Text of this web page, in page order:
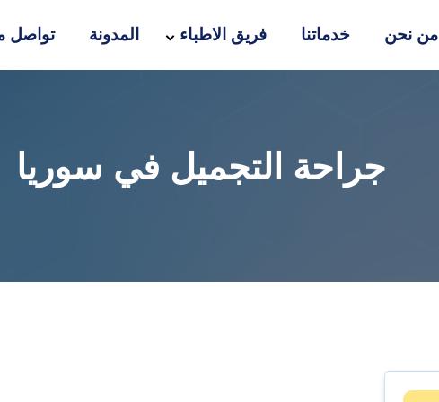
من نحن خدماتنا فريق الاطباء المدونة تواصل
جراحة التجميل في سوريا